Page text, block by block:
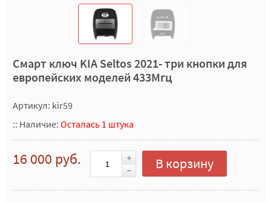
Смарт ключ KIA Seltos 2021- три кнопки для
европейских моделей 433Мгц
Артикул: kir59
:: Наличие: Осталась 1 штука
16 000 руб. В корзину